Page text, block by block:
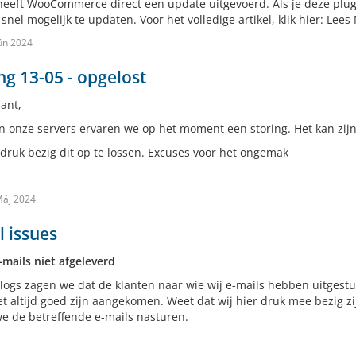
WooCommerce direct een update uitgevoerd. Als je deze
mogelijk te updaten. Voor het volledige artikel, klik hier:
2024
13-05 - opgelost
onze servers ervaren we op het moment een storing. Het kan
bezig dit op te lossen. Excuses voor het ongemak
2024
issues
niet afgeleverd
zagen we dat de klanten naar wie wij e-mails hebben
altijd goed zijn aangekomen. Weet dat wij hier druk mee bezig
de betreffende e-mails nasturen.